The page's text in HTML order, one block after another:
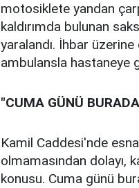
motosiklete yandan
kaldırımda bulunan
yaralandı. İhbar üzerine
ambulansla hastaneye
"CUMA GÜNÜ
Kamil Caddesi'nde
olmamasından dolayı,
konusu. Cuma günü